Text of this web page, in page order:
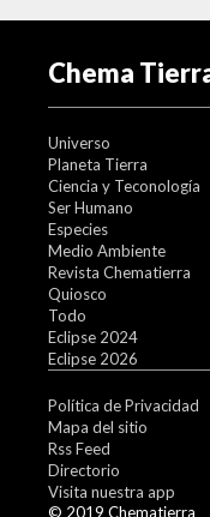
Chema
Universo
Planeta Tierra
Ciencia y Teconología
Ser Humano
Especies
Medio Ambiente
Revista Chematierra
Quiosco
Todo
Eclipse 2024
Eclipse 2026
Política de Privacidad
Mapa del sitio
Rss Feed
Directorio
Visita nuestra app
© 2019 Chematierra